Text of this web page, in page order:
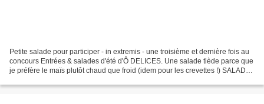
Petite salade pour participer - in extremis - une troisième et dernière fois au
concours Entrées & salades d'été d'Ô DELICES. Une salade tiède parce que
je préfère le maïs plutôt chaud que froid (idem pour les crevettes !) SALADE